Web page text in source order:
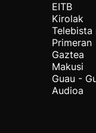
EITB
Kirolak
Telebista
Primeran
Gaztea
Makusi
Guau -
Audioa